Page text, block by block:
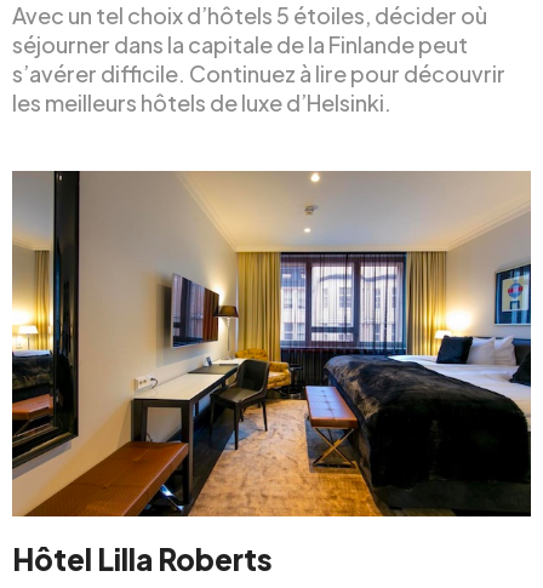
Avec un tel choix d’hôtels 5 étoiles, décider où
séjourner dans la capitale de la Finlande peut
s’avérer difficile. Continuez à lire pour découvrir
les meilleurs hôtels de luxe d’Helsinki.
Hôtel Lilla Roberts